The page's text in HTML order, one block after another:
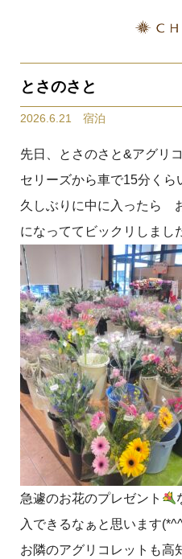
とさのさと
2026.6.21 宿泊
先日、とさのさと&アグリ
セリーズから車で15分くら
久しぶりに中に入ったら
になっててビックリしまし
急遽のお花のプレゼント
入できるなぁと思います
お隣のアグリコレットも高